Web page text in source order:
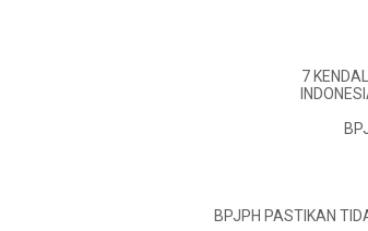
7
BPJPH PASTIKAN